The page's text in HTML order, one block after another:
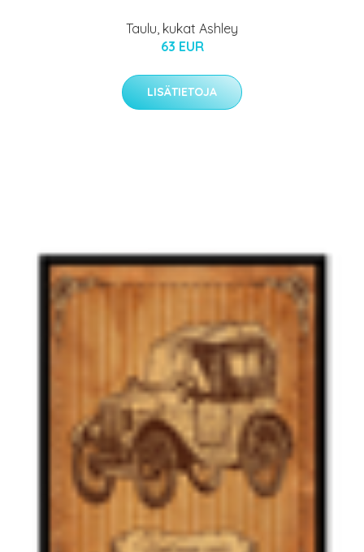
Taulu, kukat Ashley
63 EUR
LISÄTIETOJA